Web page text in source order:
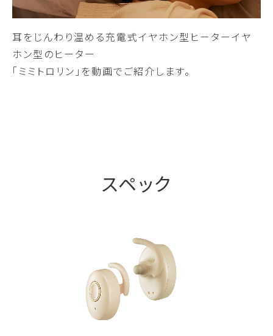
耳をじんわり温める充電式イヤホン型ヒーターイヤ
ホン型のヒーター
「ミミトロリン」を動画でご紹介します。
スペック